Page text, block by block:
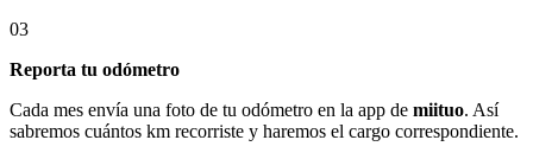
03
Reporta tu odómetro
Cada mes envía una foto de tu odómetro en la app de miituo. Así
sabremos cuántos km recorriste y haremos el cargo correspondiente.